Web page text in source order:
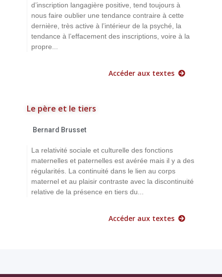
d’inscription langagière positive, tend toujours à
nous faire oublier une tendance contraire à cette
dernière, très active à l’intérieur de la psyché, la
tendance à l’effacement des inscriptions, voire à la
propre...
Accéder aux textes
Le père et le tiers
Bernard Brusset
La relativité sociale et culturelle des fonctions
maternelles et paternelles est avérée mais il y a des
régularités. La continuité dans le lien au corps
maternel et au plaisir contraste avec la discontinuité
relative de la présence en tiers du...
Accéder aux textes